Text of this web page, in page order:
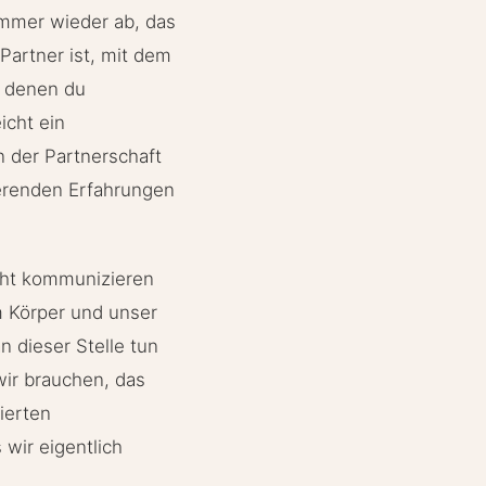
wieder ab, das
ist, mit dem
du
ein
der Partnerschaft
Erfahrungen
kommunizieren
und unser
dieser Stelle tun
brauchen, das
wir eigentlich